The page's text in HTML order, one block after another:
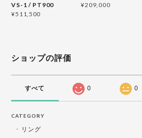
VS-1 / PT900
¥511,500
¥209,000
ショップの評価
すべて 0 0
CATEGORY
リング